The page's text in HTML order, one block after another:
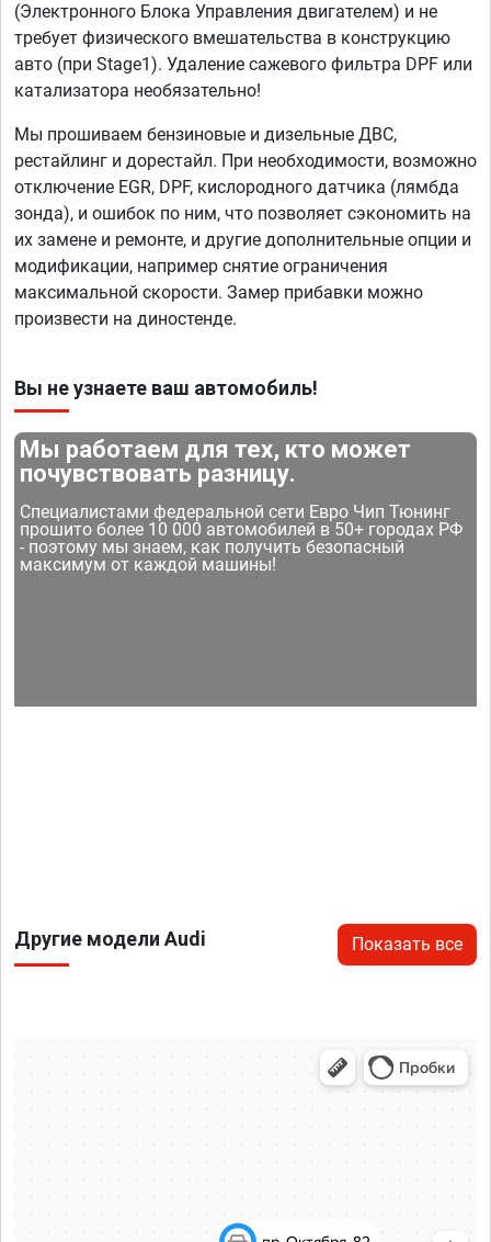
(Электронного Блока Управления двигателем) и не
требует физического вмешательства в конструкцию
авто (при Stage1). Удаление сажевого фильтра DPF или
катализатора необязательно!
Мы прошиваем бензиновые и дизельные ДВС,
рестайлинг и дорестайл. При необходимости, возможно
отключение EGR, DPF, кислородного датчика (лямбда
зонда), и ошибок по ним, что позволяет сэкономить на
их замене и ремонте, и другие дополнительные опции и
модификации, например снятие ограничения
максимальной скорости. Замер прибавки можно
произвести на диностенде.
Вы не узнаете ваш автомобиль!
Мы работаем для тех, кто может
почувствовать разницу.
Специалистами федеральной сети Евро Чип Тюнинг
прошито более 10 000 автомобилей в 50+ городах РФ
- поэтому мы знаем, как получить безопасный
максимум от каждой машины!
Другие модели Audi Показать все